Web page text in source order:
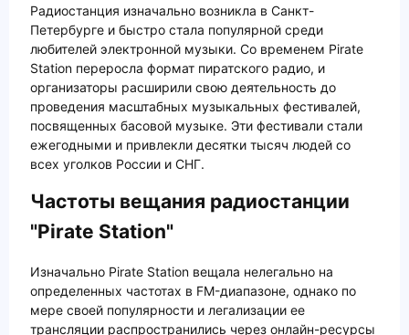
Радиостанция изначально возникла в Санкт-
Петербурге и быстро стала популярной среди
любителей электронной музыки. Со временем Pirate
Station переросла формат пиратского радио, и
организаторы расширили свою деятельность до
проведения масштабных музыкальных фестивалей,
посвященных басовой музыке. Эти фестивали стали
ежегодными и привлекли десятки тысяч людей со
всех уголков России и СНГ.
Частоты вещания радиостанции
"Pirate Station"
Изначально Pirate Station вещала нелегально на
определенных частотах в FM-диапазоне, однако по
мере своей популярности и легализации ее
трансляции распространились через онлайн-ресурсы